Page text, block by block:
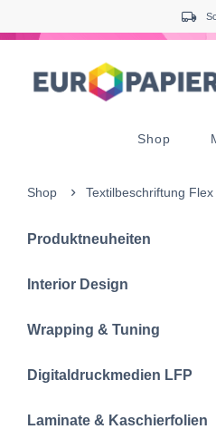
Shop
Shop Textilbeschriftun‍g‍
Produktneuheiten
Interior Design
Wrapping & Tuning
Digitaldruckmedien LFP
Laminate & Kaschierfolien